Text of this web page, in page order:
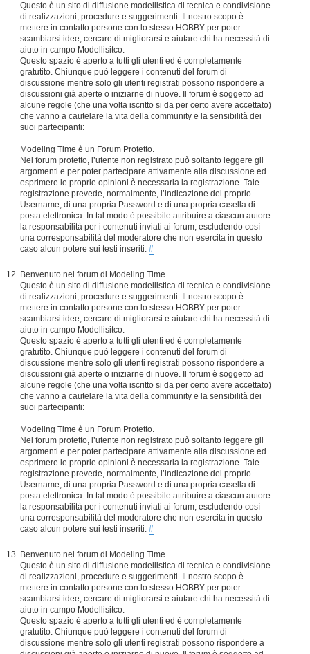
Questo è un sito di diffusione modellistica di tecnica e condivisione
di realizzazioni, procedure e suggerimenti. Il nostro scopo è
mettere in contatto persone con lo stesso HOBBY per poter
scambiarsi idee, cercare di migliorarsi e aiutare chi ha necessità di
aiuto in campo Modellisitco.
Questo spazio è aperto a tutti gli utenti ed è completamente
gratutito. Chiunque può leggere i contenuti del forum di
discussione mentre solo gli utenti registrati possono rispondere a
discussioni già aperte o iniziarne di nuove. Il forum è soggetto ad
alcune regole (che una volta iscritto si da per certo avere accettato)
che vanno a cautelare la vita della community e la sensibilità dei
suoi partecipanti:
Modeling Time è un Forum Protetto.
Nel forum protetto, l’utente non registrato può soltanto leggere gli
argomenti e per poter partecipare attivamente alla discussione ed
esprimere le proprie opinioni è necessaria la registrazione. Tale
registrazione prevede, normalmente, l’indicazione del proprio
Username, di una propria Password e di una propria casella di
posta elettronica. In tal modo è possibile attribuire a ciascun autore
la responsabilità per i contenuti inviati ai forum, escludendo così
una corresponsabilità del moderatore che non esercita in questo
caso alcun potere sui testi inseriti. #
Benvenuto nel forum di Modeling Time.
Questo è un sito di diffusione modellistica di tecnica e condivisione
di realizzazioni, procedure e suggerimenti. Il nostro scopo è
mettere in contatto persone con lo stesso HOBBY per poter
scambiarsi idee, cercare di migliorarsi e aiutare chi ha necessità di
aiuto in campo Modellisitco.
Questo spazio è aperto a tutti gli utenti ed è completamente
gratutito. Chiunque può leggere i contenuti del forum di
discussione mentre solo gli utenti registrati possono rispondere a
discussioni già aperte o iniziarne di nuove. Il forum è soggetto ad
alcune regole (che una volta iscritto si da per certo avere accettato)
che vanno a cautelare la vita della community e la sensibilità dei
suoi partecipanti:
Modeling Time è un Forum Protetto.
Nel forum protetto, l’utente non registrato può soltanto leggere gli
argomenti e per poter partecipare attivamente alla discussione ed
esprimere le proprie opinioni è necessaria la registrazione. Tale
registrazione prevede, normalmente, l’indicazione del proprio
Username, di una propria Password e di una propria casella di
posta elettronica. In tal modo è possibile attribuire a ciascun autore
la responsabilità per i contenuti inviati ai forum, escludendo così
una corresponsabilità del moderatore che non esercita in questo
caso alcun potere sui testi inseriti. #
Benvenuto nel forum di Modeling Time.
Questo è un sito di diffusione modellistica di tecnica e condivisione
di realizzazioni, procedure e suggerimenti. Il nostro scopo è
mettere in contatto persone con lo stesso HOBBY per poter
scambiarsi idee, cercare di migliorarsi e aiutare chi ha necessità di
aiuto in campo Modellisitco.
Questo spazio è aperto a tutti gli utenti ed è completamente
gratutito. Chiunque può leggere i contenuti del forum di
discussione mentre solo gli utenti registrati possono rispondere a